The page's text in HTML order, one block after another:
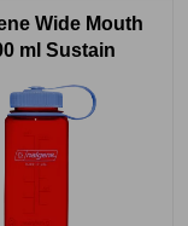
Wide Mouth
ml Sustain